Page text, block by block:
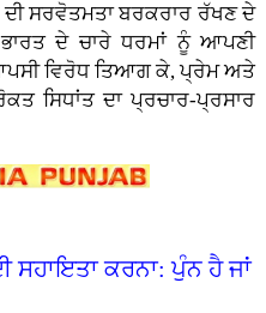
ਸਰਵੋਤਮਤਾ ਬਰਕਰਾਰ ਰੱਖਣ ਦੇ
ਦੇ ਚਾਰੇ ਧਰਮਾਂ ਨੂੰ ਆਪਣੀ
ਵਿਰੋਧ ਤਿਆਗ ਕੇ, ਪ੍ਰੇਮ ਅਤੇ
ਸਿਧਾਂਤ ਦਾ ਪ੍ਰਚਾਰ-ਪ੍ਰਸਾਰ
ਸਹਾਇਤਾ ਕਰਨਾ: ਪੁੰਨ ਹੈ ਜਾਂ